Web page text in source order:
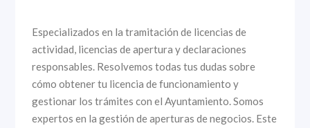
Especializados en la tramitación de licencias de
actividad, licencias de apertura y declaraciones
responsables. Resolvemos todas tus dudas sobre
cómo obtener tu licencia de funcionamiento y
gestionar los trámites con el Ayuntamiento. Somos
expertos en la gestión de aperturas de negocios. Este